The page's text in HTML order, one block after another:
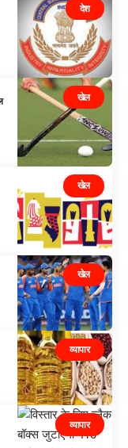
देश
खेल
खेल
खेल
व्यापार
व्यापार